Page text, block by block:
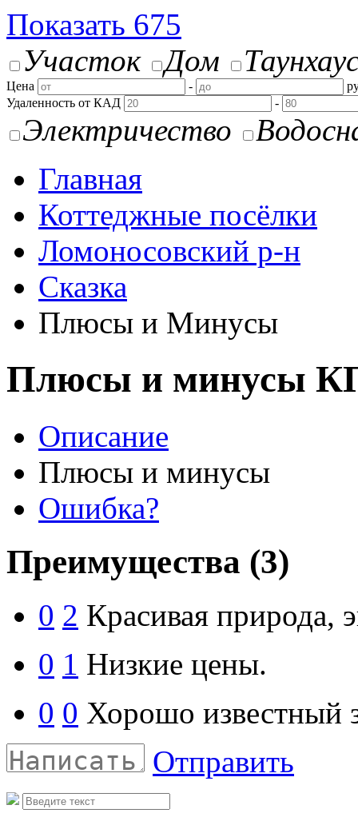
Показать 675
Участок
Дом
Цена -
Удаленность от КАД
-
Электричество
Главная
Коттеджные посёлки
Ломоносовский р-н
Сказка
Плюсы и Минусы
Плюсы и минусы
Описание
Плюсы и минусы
Ошибка?
Преимущества (3)
0 2 Красивая природа,
0 1 Низкие цены.
0 0 Хорошо известный
Отправить